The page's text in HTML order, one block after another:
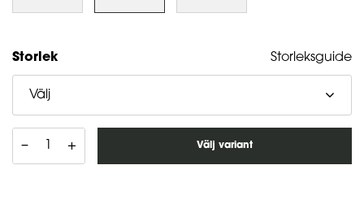
Storlek Storleksguide
Välj
– + Välj variant